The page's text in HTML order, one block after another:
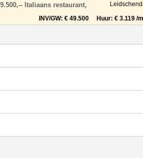
Italiaans restaurant,
in een groot winkelcentrum
INV/GW: € 49.500 Huur: € 3.119 /